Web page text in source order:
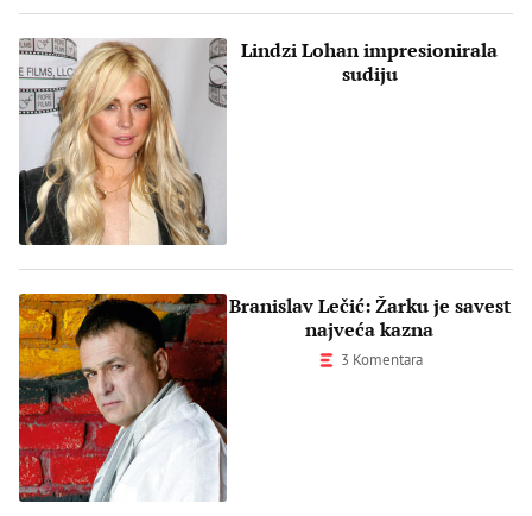
Lindzi Lohan impresionirala
sudiju
Branislav Lečić: Žarku je savest
najveća kazna
3 Komentara